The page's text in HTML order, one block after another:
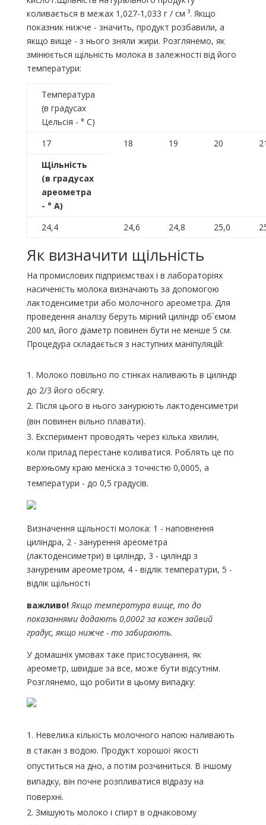
коливається в межах 1,027-1,033 г / см ³. Якщо
показник нижче - значить, продукт розбавили, а
якщо вище - з нього зняли жири. Розглянемо, як
змінюється щільність молока в залежності від його
температури:
Температура
(в градусах
Цельсія - ° С)
17
18 19 20
Щільність
(в градусах
ареометра
- ° А)
24,4
24,6 24,8 25,0
Як визначити щільність
На промислових підприємствах і в лабораторіях
насиченість молока визначають за допомогою
лактоденсиметри або молочного ареометра. Для
проведення аналізу беруть мірний циліндр об`ємом
200 мл, його діаметр повинен бути не менше 5 см.
Процедура складається з наступних маніпуляцій:
Молоко повільно по стінках наливають в циліндр
до 2/3 його обсягу.
Після цього в нього занурюють лактоденсиметри
(він повинен вільно плавати).
Експеримент проводять через кілька хвилин,
коли прилад перестане коливатися. Роблять це по
верхньому краю меніска з точністю 0,0005, а
температури - до 0,5 градусів.
Визначення щільності молока: 1 - наповнення
циліндра, 2 - занурення ареометра
(лактоденсиметри) в циліндр, 3 - циліндр з
зануреним ареометром, 4 - відлік температури, 5 -
відлік щільності
важливо! Якщо температура вище, то до
показаннями додають 0,0002 за кожен зайвий
градус, якщо нижче - то забирають.
У домашніх умовах таке пристосування, як
ареометр, швидше за все, може бути відсутнім.
Розглянемо, що робити в цьому випадку:
Невелика кількість молочного напою наливають
в стакан з водою. Продукт хорошої якості
опуститься на дно, а потім розчиниться. В іншому
випадку, він почне розпливатися відразу на
поверхні.
Змішують молоко і спирт в однаковому